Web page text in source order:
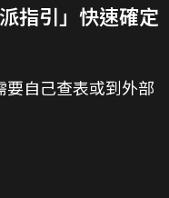
指引」快速確定
自己查表或到外部